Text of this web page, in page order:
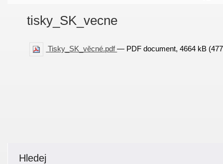
tisky_SK_vecne
Tisky_SK_věcné.pdf— PDF document, 4664 kB
Hledej